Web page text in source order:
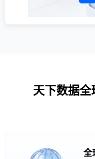
天下数据
全